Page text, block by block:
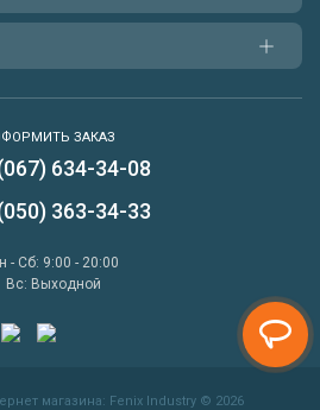
ЗАКАЗ
634-34-08
363-34-33
- Сб: 9:00 - 20:00
Вс: Выходной
магазина: Fenix Industry © 2026